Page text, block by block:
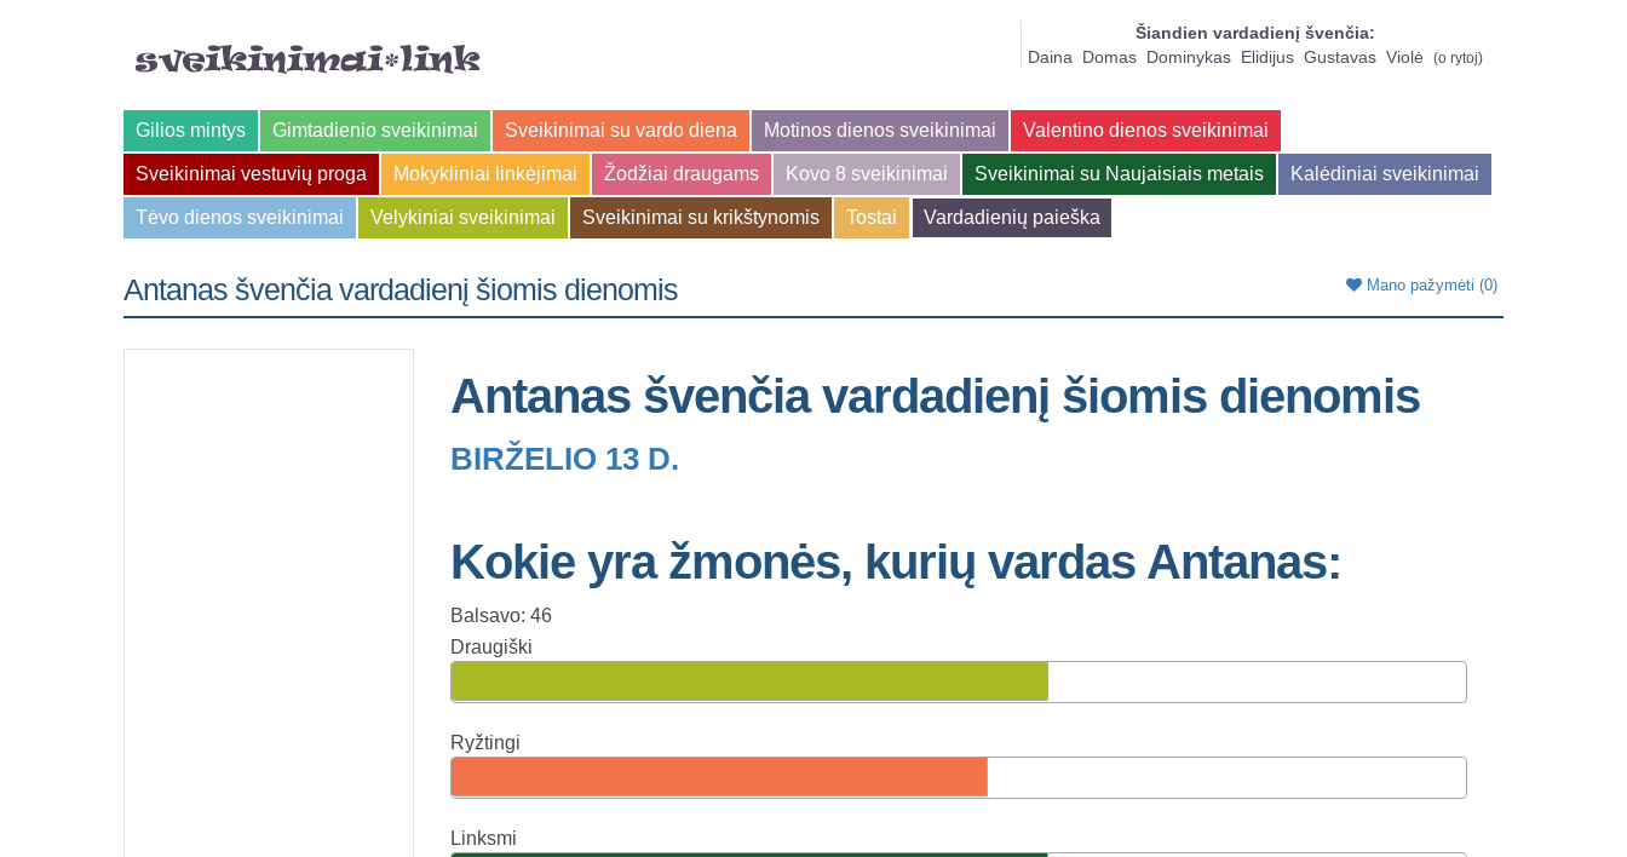
Šiandien vardadienį švenčia:
Daina
Domas Dominykas Elidijus Gustavas Violė (o rytoj)
Gilios mintys Gimtadienio sveikinimai Sveikinimai su vardo diena Motinos dienos sveikinimai Valentino dienos sveikinimai
Sveikinimai vestuvių proga Mokykliniai linkėjimai Žodžiai draugams Kovo 8 sveikinimai Sveikinimai su Naujaisiais metais Kalėdiniai sveikinimai
Tėvo dienos sveikinimai Velykiniai sveikinimai Sveikinimai su krikštynomis Tostai Vardadienių paieška
Mano pažymėti (0)
Antanas švenčia vardadienį šiomis dienomis
Antanas švenčia vardadienį šiomis dienomis
BIRŽELIO 13 D.
Kokie yra žmonės, kurių vardas Antanas:
Balsavo: 46
Draugiški
Ryžtingi
Linksmi